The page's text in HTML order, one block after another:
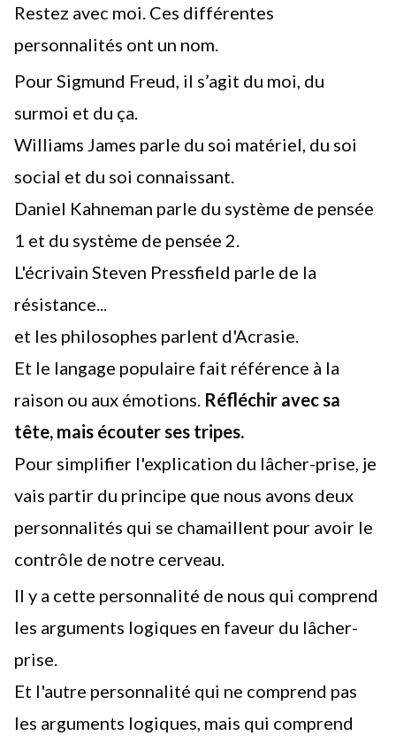
Restez avec moi. Ces différentes
personnalités ont un nom.
Pour Sigmund Freud, il s’agit du moi, du
surmoi et du ça.
Williams James parle du soi matériel, du soi
social et du soi connaissant.
Daniel Kahneman parle du système de pensée
1 et du système de pensée 2.
L'écrivain Steven Pressfield parle de la
résistance...
et les philosophes parlent d'Acrasie
Et le langage populaire fait référence à la
raison ou aux émotions. Réfléchir avec sa
tête, mais écouter ses tripes.
Pour simplifier l'explication du lâcher-prise, je
vais partir du principe que nous avons deux
personnalités qui se chamaillent pour avoir le
contrôle de notre cerveau.
Il y a cette personnalité de nous qui comprend
les arguments logiques en faveur du lâcher-
prise.
Et l'autre personnalité qui ne comprend pas
les arguments logiques, mais qui comprend